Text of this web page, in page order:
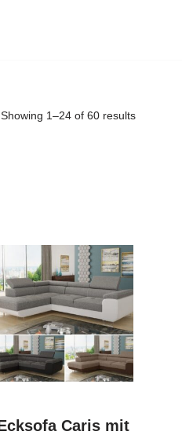
Showing 1–24 of 60 results
Caris mit